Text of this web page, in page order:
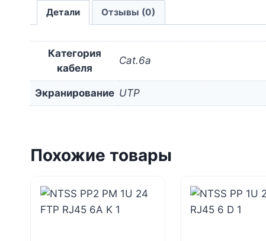
Детали Отзывы (0)
Категория
кабеля
Cat.6a
Экранирование UTP
Похожие товары